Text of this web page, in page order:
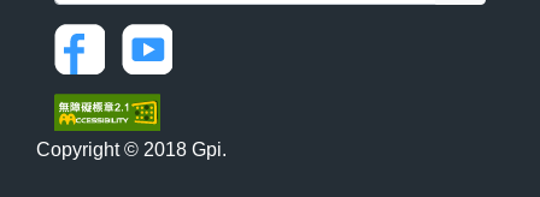
Copyright © 2018 Gpi.